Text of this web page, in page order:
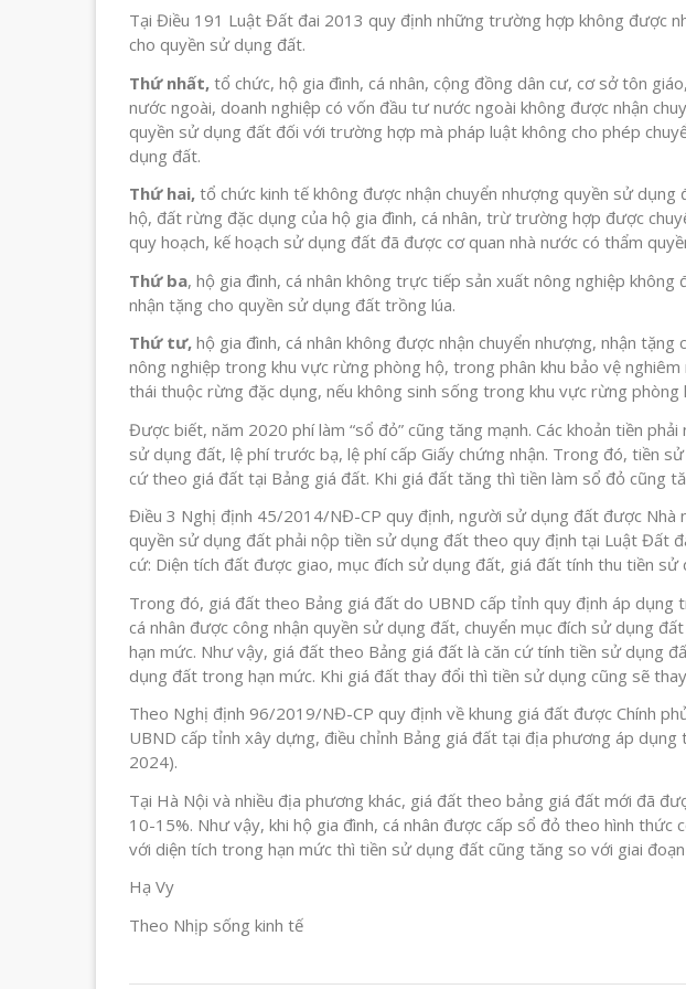
Tại Điều 191 Luật Đất đai 2013 quy định những trường hợp không được
cho quyền sử dụng đất.
Thứ nhất, tổ chức, hộ gia đình, cá nhân, cộng đồng dân cư, cơ sở tôn
nước ngoài, doanh nghiệp có vốn đầu tư nước ngoài không được nhận
quyền sử dụng đất đối với trường hợp mà pháp luật không cho phép
dụng đất.
Thứ hai, tổ chức kinh tế không được nhận chuyển nhượng quyền sử
hộ, đất rừng đặc dụng của hộ gia đình, cá nhân, trừ trường hợp được
quy hoạch, kế hoạch sử dụng đất đã được cơ quan nhà nước có thẩm
Thứ ba, hộ gia đình, cá nhân không trực tiếp sản xuất nông nghiệp không
nhận tặng cho quyền sử dụng đất trồng lúa.
Thứ tư, hộ gia đình, cá nhân không được nhận chuyển nhượng, nhận
nông nghiệp trong khu vực rừng phòng hộ, trong phân khu bảo vệ nghiêm
thái thuộc rừng đặc dụng, nếu không sinh sống trong khu vực rừng
Được biết, năm 2020 phí làm “sổ đỏ” cũng tăng mạnh. Các khoản tiền phải
sử dụng đất, lệ phí trước bạ, lệ phí cấp Giấy chứng nhận. Trong đó, tiền
cứ theo giá đất tại Bảng giá đất. Khi giá đất tăng thì tiền làm sổ đỏ cũng
Điều 3 Nghị định 45/2014/NĐ-CP quy định, người sử dụng đất được Nhà
quyền sử dụng đất phải nộp tiền sử dụng đất theo quy định tại Luật Đất
cứ: Diện tích đất được giao, mục đích sử dụng đất, giá đất tính thu tiền sử
Trong đó, giá đất theo Bảng giá đất do UBND cấp tỉnh quy định áp dụng
cá nhân được công nhận quyền sử dụng đất, chuyển mục đích sử dụng
hạn mức. Như vậy, giá đất theo Bảng giá đất là căn cứ tính tiền sử dụng
dụng đất trong hạn mức. Khi giá đất thay đổi thì tiền sử dụng cũng sẽ
Theo Nghị định 96/2019/NĐ-CP quy định về khung giá đất được Chính
UBND cấp tỉnh xây dựng, điều chỉnh Bảng giá đất tại địa phương áp
2024).
Tại Hà Nội và nhiều địa phương khác, giá đất theo bảng giá đất mới đã
10-15%. Như vậy, khi hộ gia đình, cá nhân được cấp sổ đỏ theo hình thức
với diện tích trong hạn mức thì tiền sử dụng đất cũng tăng so với giai
Hạ Vy
Theo Nhịp sống kinh tế